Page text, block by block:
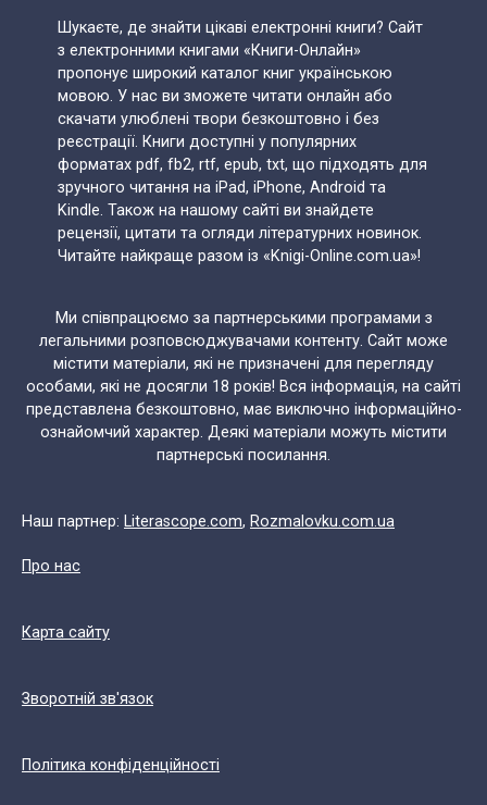
Шукаєте, де знайти цікаві електронні книги? Сайт
з електронними книгами «Книги-Онлайн»
пропонує широкий каталог книг українською
мовою. У нас ви зможете читати онлайн або
скачати улюблені твори безкоштовно і без
реєстрації. Книги доступні у популярних
форматах pdf, fb2, rtf, epub, txt, що підходять для
зручного читання на iPad, iPhone, Android та
Kindle. Також на нашому сайті ви знайдете
рецензії, цитати та огляди літературних новинок.
Читайте найкраще разом із «Knigi-Online.com.ua»!
Ми співпрацюємо за партнерськими програмами з
легальними розповсюджувачами контенту. Сайт може
містити матеріали, які не призначені для перегляду
особами, які не досягли 18 років! Вся інформація, на сайті
представлена безкоштовно, має виключно інформаційно-
ознайомчий характер. Деякі матеріали можуть містити
партнерські посилання.
Наш партнер: Literascope.com, Rozmalovku.com.ua
Про нас
Карта сайту
Зворотній зв'язок
Політика конфіденційності